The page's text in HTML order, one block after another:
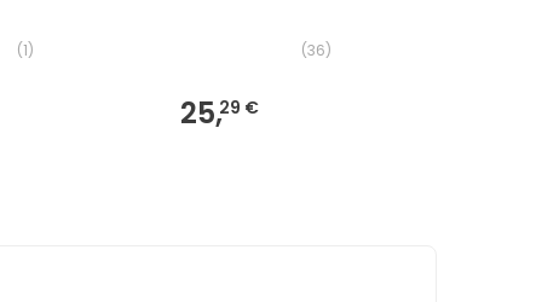
(1) (36)
25,29 €